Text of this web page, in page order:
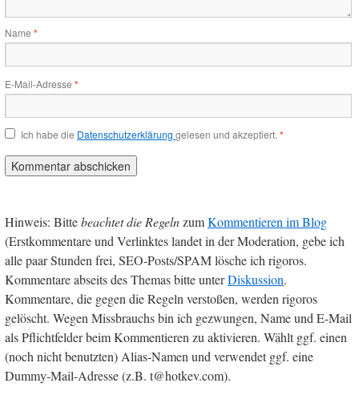
Name *
E-Mail-Adresse *
Ich habe die Datenschutzerklärung gelesen und akzeptiert. *
Hinweis: Bittebeachtet die RegelnzumKommentieren im Blog
(Erstkommentare und Verlinktes landet in der Moderation, gebe ich
alle paar Stunden frei, SEO-Posts/SPAM lösche ich rigoros.
Kommentare abseits des Themas bitte unterDiskussion.
Kommentare, die gegen die Regeln verstoßen, werden rigoros
gelöscht. Wegen Missbrauchs bin ich gezwungen, Name und E-Mail
als Pflichtfelder beim Kommentieren zu aktivieren. Wählt ggf. einen
(noch nicht benutzten) Alias-Namen und verwendet ggf. eine
Dummy-Mail-Adresse (z.B. t@hotkev.com).